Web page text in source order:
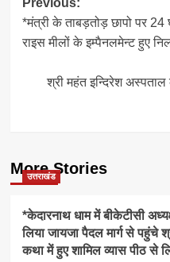
Post
navigation
Previous:
*मंत्री के ताबड़तोड़ छापो पर 24
राइस मीलों के इम्पैनलमेन्ट हुए
श्री महंत इन्दिरेश
More Stories
उत्तराखंड
*केदारनाथ धाम में बीकेटीसी
लिया जायजा पैदल मार्ग से पहुंचे
कथा में हुए शामिल व्यास पीठ से